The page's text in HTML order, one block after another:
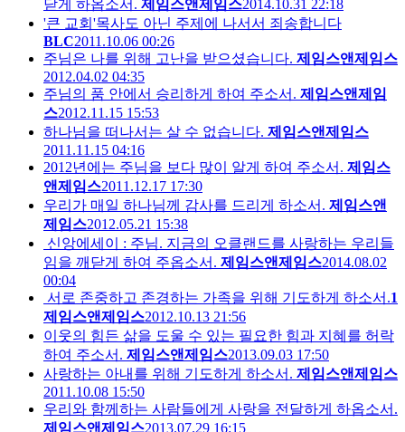
닫게 하옵소서. 제임스앤제임스2014.10.31 22:18
'큰 교회'목사도 아닌 주제에 나서서 죄송합니다
BLC2011.10.06 00:26
주님은 나를 위해 고난을 받으셨습니다. 제임스앤제임스
2012.04.02 04:35
주님의 품 안에서 승리하게 하여 주소서. 제임스앤제임
스2012.11.15 15:53
하나님을 떠나서는 살 수 없습니다. 제임스앤제임스
2011.11.15 04:16
2012년에는 주님을 보다 많이 알게 하여 주소서. 제임스
앤제임스2011.12.17 17:30
우리가 매일 하나님께 감사를 드리게 하소서. 제임스앤
제임스2012.05.21 15:38
신앙에세이 : 주님. 지금의 오클랜드를 사랑하는 우리들
임을 깨닫게 하여 주옵소서. 제임스앤제임스2014.08.02
00:04
서로 존중하고 존경하는 가족을 위해 기도하게 하소서.1
제임스앤제임스2012.10.13 21:56
이웃의 힘든 삶을 도울 수 있는 필요한 힘과 지혜를 허락
하여 주소서. 제임스앤제임스2013.09.03 17:50
사랑하는 아내를 위해 기도하게 하소서. 제임스앤제임스
2011.10.08 15:50
우리와 함께하는 사람들에게 사랑을 전달하게 하옵소서.
제임스앤제임스2013.07.29 16:15